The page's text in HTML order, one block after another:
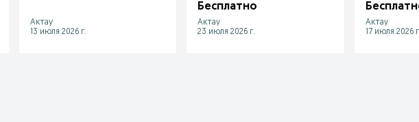
Актау
13 июля 2026 г.
Бесплатно
Актау
23 июля 2026 г.
Актау
17 июля 2026